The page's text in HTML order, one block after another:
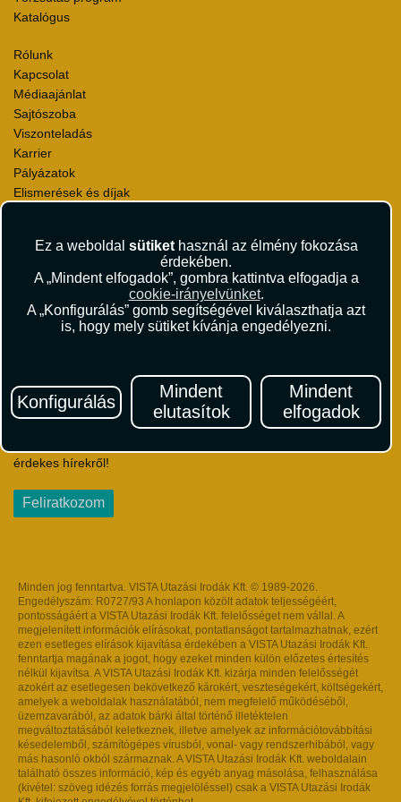
Ez a weboldal sütikethasznál az élmény fokozása
érdekében.
A „Mindent elfogadok”, gombra kattintva elfogadja a
cookie-irányelvünket.
A „Konfigurálás” gomb segítségével kiválaszthatja azt
is, hogy mely sütiket kívánja engedélyezni.
Konfigurálás
Mindent
elutasítok
Mindent
elfogadok
Katalógus
Rólunk
Kapcsolat
Médiaajánlat
Sajtószoba
Viszonteladás
Karrier
Pályázatok
Elismerések és díjak
Utazási Csomag Szerződési Feltételek
Útlemondás-biztosítás Szerződési Feltételek
Utasbiztosítás Szerződési Feltételek
Repülőjegy Szerződési Feltételek
Adatvédelem
Hírlevél
Iratkozzon fel Magyarország egyik legszínesebb utazási
érdekes hírekről!
Feliratkozom
Minden jog fenntartva. VISTA Utazási Irodák Kft. © 1989-2026.
Engedélyszám: R0727/93 A honlapon közölt adatok teljességéért,
pontosságáért a VISTA Utazási Irodák Kft. felelősséget nem vállal. A
megjelenített információk elírásokat, pontatlanságot tartalmazhatnak, ezért
ezen esetleges elírások kijavítása érdekében a VISTA Utazási Irodák Kft.
fenntartja magának a jogot, hogy ezeket minden külön előzetes értesítés
nélkül kijavítsa. A VISTA Utazási Irodák Kft. kizárja minden felelősségét
azokért az esetlegesen bekövetkező károkért, veszteségekért, költségekért,
amelyek a weboldalak használatából, nem megfelelő működéséből,
üzemzavarából, az adatok bárki által történő illetéktelen
megváltoztatásából keletkeznek, illetve amelyek az információtovábbítási
késedelemből, számítógépes vírusból, vonal- vagy rendszerhibából, vagy
más hasonló okból származnak. A VISTA Utazási Irodák Kft. weboldalain
található összes információ, kép és egyéb anyag másolása, felhasználása
(kivétel: szöveg idézés forrás megjelöléssel) csak a VISTA Utazási Irodák